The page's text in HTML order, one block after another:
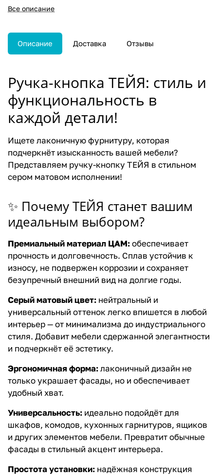
Все описание
Описание Доставка Отзывы
Ручка-кнопка ТЕЙЯ: стиль и
функциональность в
каждой детали!
Ищете лаконичную фурнитуру, которая
подчеркнёт изысканность вашей мебели?
Представляем ручку-кнопку ТЕЙЯ в стильном
сером матовом исполнении!
✨ Почему ТЕЙЯ станет вашим
идеальным выбором?
Премиальный материал ЦАМ:обеспечивает
прочность и долговечность. Сплав устойчив к
износу, не подвержен коррозии и сохраняет
безупречный внешний вид на долгие годы.
Серый матовый цвет: нейтральный и
универсальный оттенок легко впишется в любой
интерьер — от минимализма до индустриального
стиля. Добавит мебели сдержанной элегантности
и подчеркнёт её эстетику.
Эргономичная форма:лаконичный дизайн не
только украшает фасады, но и обеспечивает
удобный хват.
Универсальность: идеально подойдёт для
шкафов, комодов, кухонных гарнитуров, ящиков
и других элементов мебели. Превратит обычные
фасады в стильный акцент интерьера.
Простота установки: надёжная конструкция